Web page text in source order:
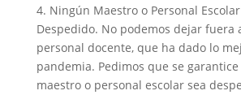
4. Ningún Maestro o Personal
Despedido. No podemos dejar fuera
personal docente, que ha dado lo
pandemia. Pedimos que se
maestro o personal escolar sea